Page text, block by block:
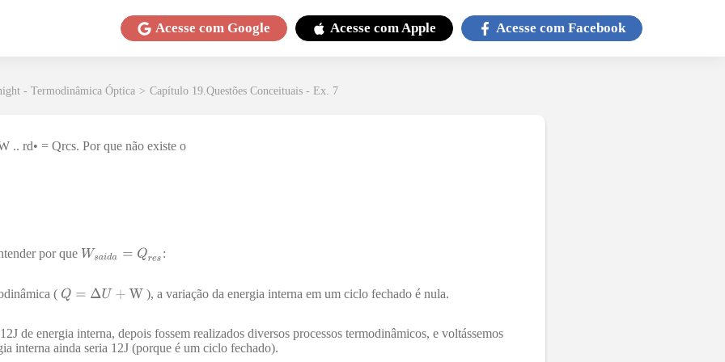
Acesse com Google Acesse comApple Acesse com Facebook
- Termodinâmica Óptica > Capítulo 19.Questões Conceituais - Ex. 7
.. rd• = Qrcs. Por que não existe o
por que :
( ), a variação da energia interna em um ciclo fechado é nula.
de energia interna, depois fossem realizados diversos processos termodinâmicos, e voltássemos
interna ainda seria 12J (porque é um ciclo fechado).